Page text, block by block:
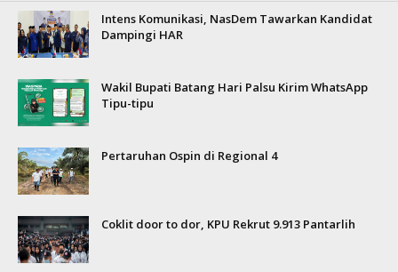
Intens Komunikasi, NasDem Tawarkan Kandidat
Dampingi HAR
Wakil Bupati Batang Hari Palsu Kirim WhatsApp
Tipu-tipu
Pertaruhan Ospin di Regional 4
Coklit door to dor, KPU Rekrut 9.913 Pantarlih